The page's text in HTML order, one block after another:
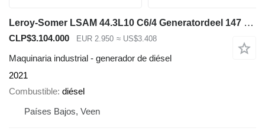
Leroy-Somer LSAM 44.3L10 C6/4 Generatordeel 147 kVA Alternator as New !
CLP$3.104.000 EUR 2.950 ≈ US$3.408
Maquinaria industrial - generador de diésel
2021
Combustible diésel
Países Bajos, Veen